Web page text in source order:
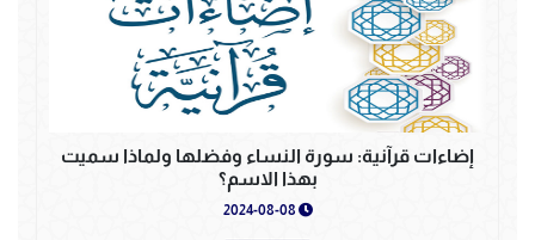
إضاءات قرآنية: سورة النساء وفضلها ولماذا سميت
بهذا الاسم؟